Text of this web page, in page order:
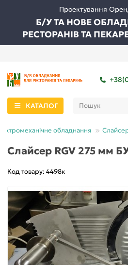
Проектування
Б/У ТА НОВЕ
РЕСТОРАНІВ ТА
КАТАЛОГ
обладнання
Слайсер RGV 275 мм
Код товару: 4498к